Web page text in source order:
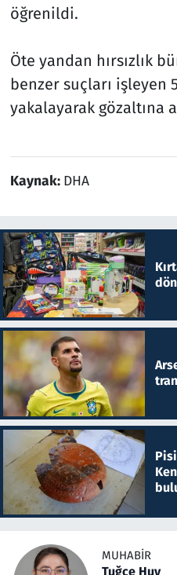
öğrenildi.
Öte yandan hırsızlık
benzer suçları işleyen
yakalayarak
Kaynak: DHA
MUHABIR
Tuğçe Huy